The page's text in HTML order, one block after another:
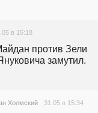
в 15:18
против Зели
Холмский 31.05 в 15:34